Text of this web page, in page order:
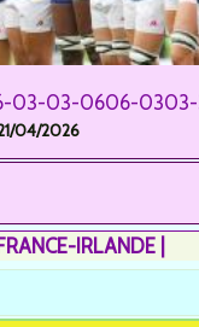
03-03-0606-
04/2026
IRLANDE